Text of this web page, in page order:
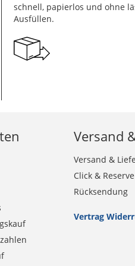
schnell, papierlos und ohne
Ausfüllen.
Versand
Versand &
Click & Reserve
Rücksendung
Vertrag